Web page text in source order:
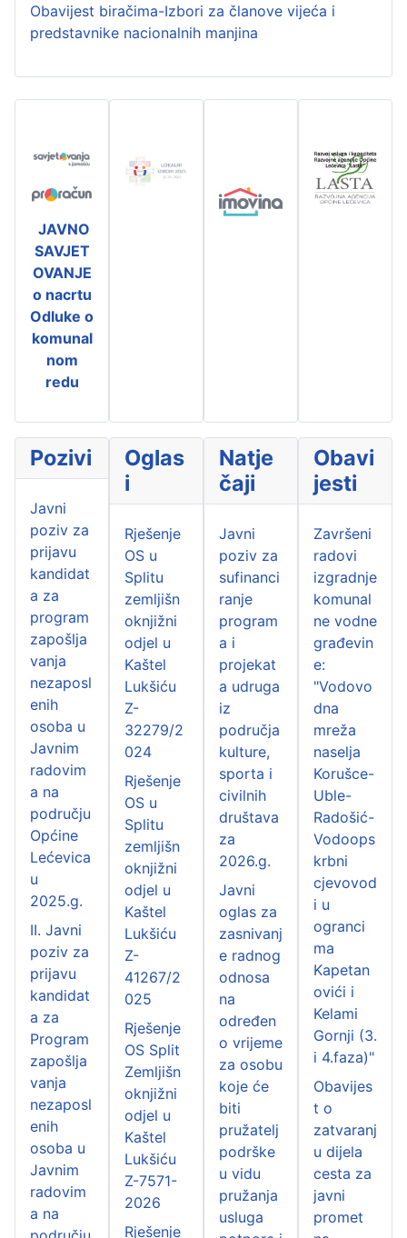
Obavijest biračima-Izbori za članove vijeća i
predstavnike nacionalnih manjina
JAVNO
SAVJET
OVANJE
o nacrtu
Odluke o
komunal
nom
redu
Pozivi
Javni
poziv za
prijavu
kandidat
a za
program
zapošlja
vanja
nezaposl
enih
osoba u
Javnim
radovim
a na
području
Općine
Lećevica
u
2025.g.
II. Javni
poziv za
prijavu
kandidat
a za
Program
zapošlja
vanja
nezaposl
enih
osoba u
Javnim
radovim
a na
Oglas
i
Rješenje
OS u
Splitu
zemljišn
oknjižni
odjel u
Kaštel
Lukšiću
Z-
32279/2
024
Rješenje
OS u
Splitu
zemljišn
oknjižni
odjel u
Kaštel
Lukšiću
Z-
41267/2
025
Rješenje
OS Split
Zemljišn
oknjižni
odjel u
Kaštel
Lukšiću
Z-7571-
2026
Rješenje
Natje
čaji
Javni
poziv za
sufinanci
ranje
program
a i
projekat
a udruga
iz
područja
kulture,
sporta i
civilnih
društava
za
2026.g.
Javni
oglas za
zasnivanj
e radnog
odnosa
na
određen
o vrijeme
za osobu
koje će
biti
pružatelj
podrške
u vidu
pružanja
usluga
Obavi
jesti
Završeni
radovi
izgradnje
komunal
ne vodne
građevin
e:
"Vodovo
dna
mreža
naselja
Korušce-
Uble-
Radošić-
Vodoops
krbni
cjevovod
i u
ogranci
ma
Kapetan
ovići i
Kelami
Gornji (3.
i 4.faza)"
Obavijes
t o
zatvaranj
u dijela
cesta za
javni
promet